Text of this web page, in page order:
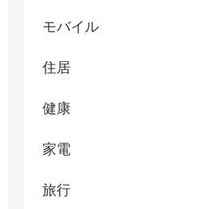
モバイル
住居
健康
家電
旅行